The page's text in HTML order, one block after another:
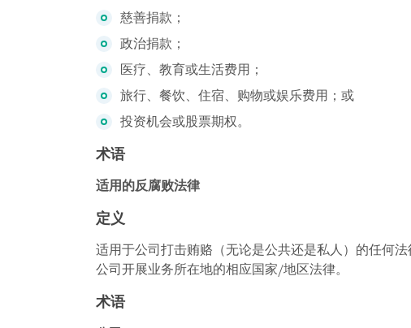
慈善捐款；
政治捐款；
医疗、教育或生活费用；
旅行、餐饮、住宿、购物或娱乐费用；或
投资机会或股票期权。
术语
适用的反腐败法律
定义
适用于公司打击贿赂（无论是公共还是私人）的任何
公司开展业务所在地的相应国家/地区法律。
术语